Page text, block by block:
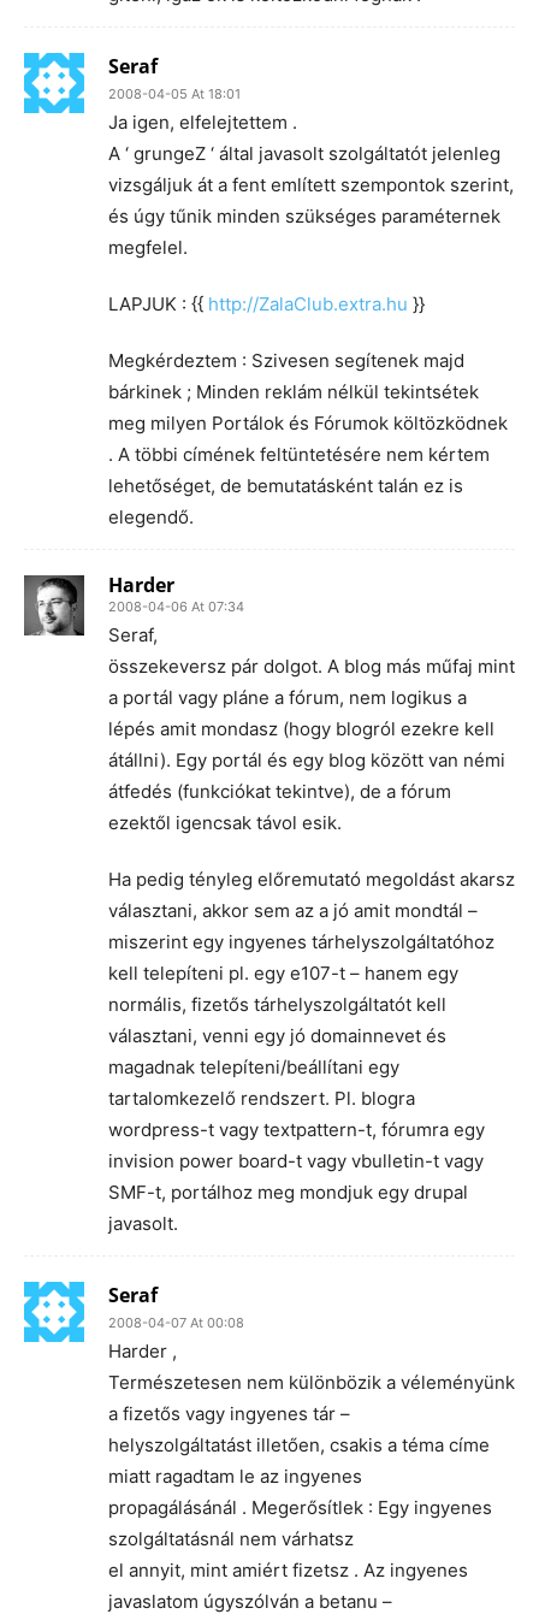
Seraf
2008-04-05 At 18:01
Ja igen, elfelejtettem .
A ‘ grungeZ ‘ által javasolt szolgáltatót jelenleg
vizsgáljuk át a fent említett szempontok szerint,
és úgy tűnik minden szükséges paraméternek
megfelel.
LAPJUK : {{ http://ZalaClub.extra.hu }}
Megkérdeztem : Szivesen segítenek majd
bárkinek ; Minden reklám nélkül tekintsétek
meg milyen Portálok és Fórumok költözködnek
. A többi címének feltüntetésére nem kértem
lehetőséget, de bemutatásként talán ez is
elegendő.
Harder
2008-04-06 At 07:34
Seraf,
összekeversz pár dolgot. A blog más műfaj mint
a portál vagy pláne a fórum, nem logikus a
lépés amit mondasz (hogy blogról ezekre kell
átállni). Egy portál és egy blog között van némi
átfedés (funkciókat tekintve), de a fórum
ezektől igencsak távol esik.
Ha pedig tényleg előremutató megoldást akarsz
választani, akkor sem az a jó amit mondtál –
miszerint egy ingyenes tárhelyszolgáltatóhoz
kell telepíteni pl. egy e107-t – hanem egy
normális, fizetős tárhelyszolgáltatót kell
választani, venni egy jó domainnevet és
magadnak telepíteni/beállítani egy
tartalomkezelő rendszert. Pl. blogra
wordpress-t vagy textpattern-t, fórumra egy
invision power board-t vagy vbulletin-t vagy
SMF-t, portálhoz meg mondjuk egy drupal
javasolt.
Seraf
2008-04-07 At 00:08
Harder ,
Természetesen nem különbözik a véleményünk
a fizetős vagy ingyenes tár –
helyszolgáltatást illetően, csakis a téma címe
miatt ragadtam le az ingyenes
propagálásánál . Megerősítlek : Egy ingyenes
szolgáltatásnál nem várhatsz
el annyit, mint amiért fizetsz . Az ingyenes
javaslatom úgyszólván a betanu –